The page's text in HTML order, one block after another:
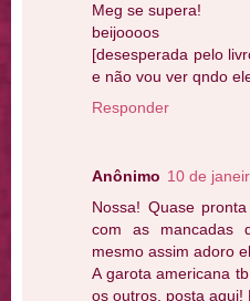
Meg se supera!
beijoooos
[desesperada pelo
e não vou ver qndo
Responder
Anônimo 10 de
Nossa! Quase
com as mancadas
mesmo assim adoro
A garota americana
os outros, posta aqui!